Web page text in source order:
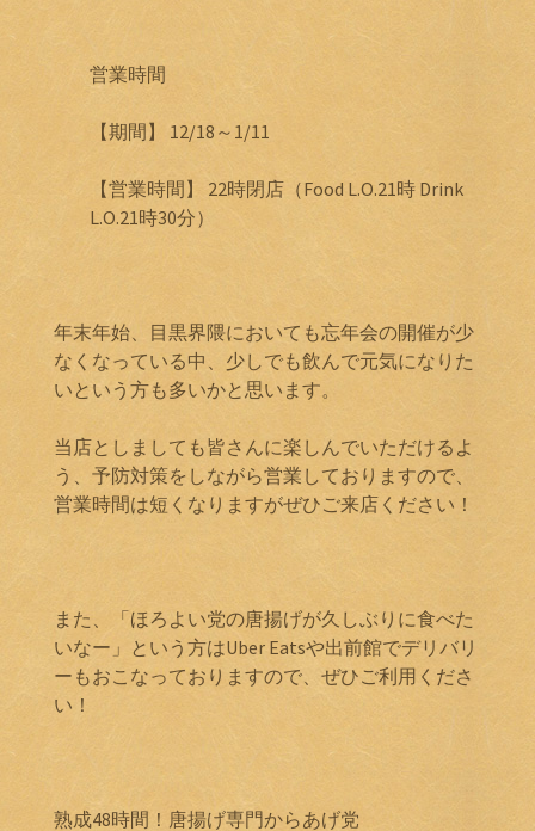
営業時間
【期間】 12/18～1/11
【営業時間】 22時閉店（Food L.O.21時 Drink
L.O.21時30分）
年末年始、目黒界隈においても忘年会の開催が少
なくなっている中、少しでも飲んで元気になりた
いという方も多いかと思います。
当店としましても皆さんに楽しんでいただけるよ
う、予防対策をしながら営業しておりますので、
営業時間は短くなりますがぜひご来店ください！
また、「ほろよい党の唐揚げが久しぶりに食べた
いなー」という方はUber Eatsや出前館でデリバリ
ーもおこなっておりますので、ぜひご利用くださ
い！
熟成48時間！唐揚げ専門からあげ党